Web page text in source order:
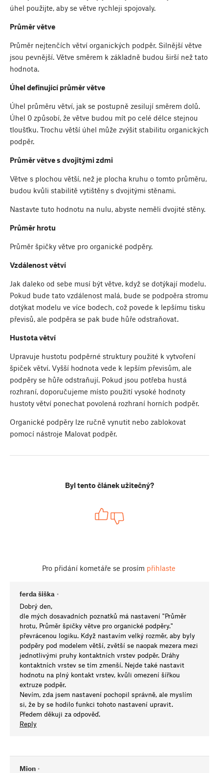
úhel použijte, aby se větve rychleji spojovaly.
Průměr větve
Průměr nejtenčích větví organických podpěr. Silnější větve
jsou pevnější. Větve směrem k základně budou širší než tato
hodnota.
Úhel definující průměr větve
Úhel průměru větví, jak se postupně zesilují směrem dolů.
Úhel 0 způsobí, že větve budou mít po celé délce stejnou
tloušťku. Trochu větší úhel může zvýšit stabilitu organických
podpěr.
Průměr větve s dvojitými zdmi
Větve s plochou větší, než je plocha kruhu o tomto průměru,
budou kvůli stabilitě vytištěny s dvojitými stěnami.
Nastavte tuto hodnotu na nulu, abyste neměli dvojité stěny.
Průměr hrotu
Průměr špičky větve pro organické podpěry.
Vzdálenost větví
Jak daleko od sebe musí být větve, když se dotýkají modelu.
Pokud bude tato vzdálenost malá, bude se podpoěra stromu
dotýkat modelu ve více bodech, což povede k lepšímu tisku
převisů, ale podpěra se pak bude hůře odstraňovat.
Hustota větví
Upravuje hustotu podpěrné struktury použité k vytvoření
špiček větví. Vyšší hodnota vede k lepším převisům, ale
podpěry se hůře odstraňují. Pokud jsou potřeba hustá
rozhraní, doporučujeme místo použití vysoké hodnoty
hustoty větví ponechat povolená rozhraní horních podpěr.
Organické podpěry lze ručně vynutit nebo zablokovat
pomocí nástroje Malovat podpěr.
Byl tento článek užitečný?
Pro přidání kometáře se prosím přihlaste
ferda šiška •
Dobrý den,
dle mých dosavadních poznatků má nastavení "Průměr
hrotu, Průměr špičky větve pro organické podpěry."
převrácenou logiku. Když nastavím velký rozměr, aby byly
podpěry pod modelem větší, zvětší se naopak mezera mezi
jednotlivými pruhy kontaktních vrstev podpěr. Dráhy
kontaktních vrstev se tím zmenší. Nejde také nastavit
hodnotu na plný kontakt vrstev, kvůli omezení šířkou
extruze podpěr.
Nevím, zda jsem nastavení pochopil správně, ale myslím
si, že by se hodilo funkci tohoto nastavení upravit.
Předem děkuji za odpověď.
Reply
Mion •